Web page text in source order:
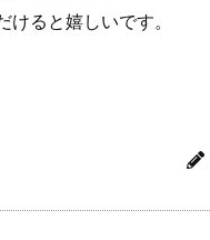
けると嬉しいです。